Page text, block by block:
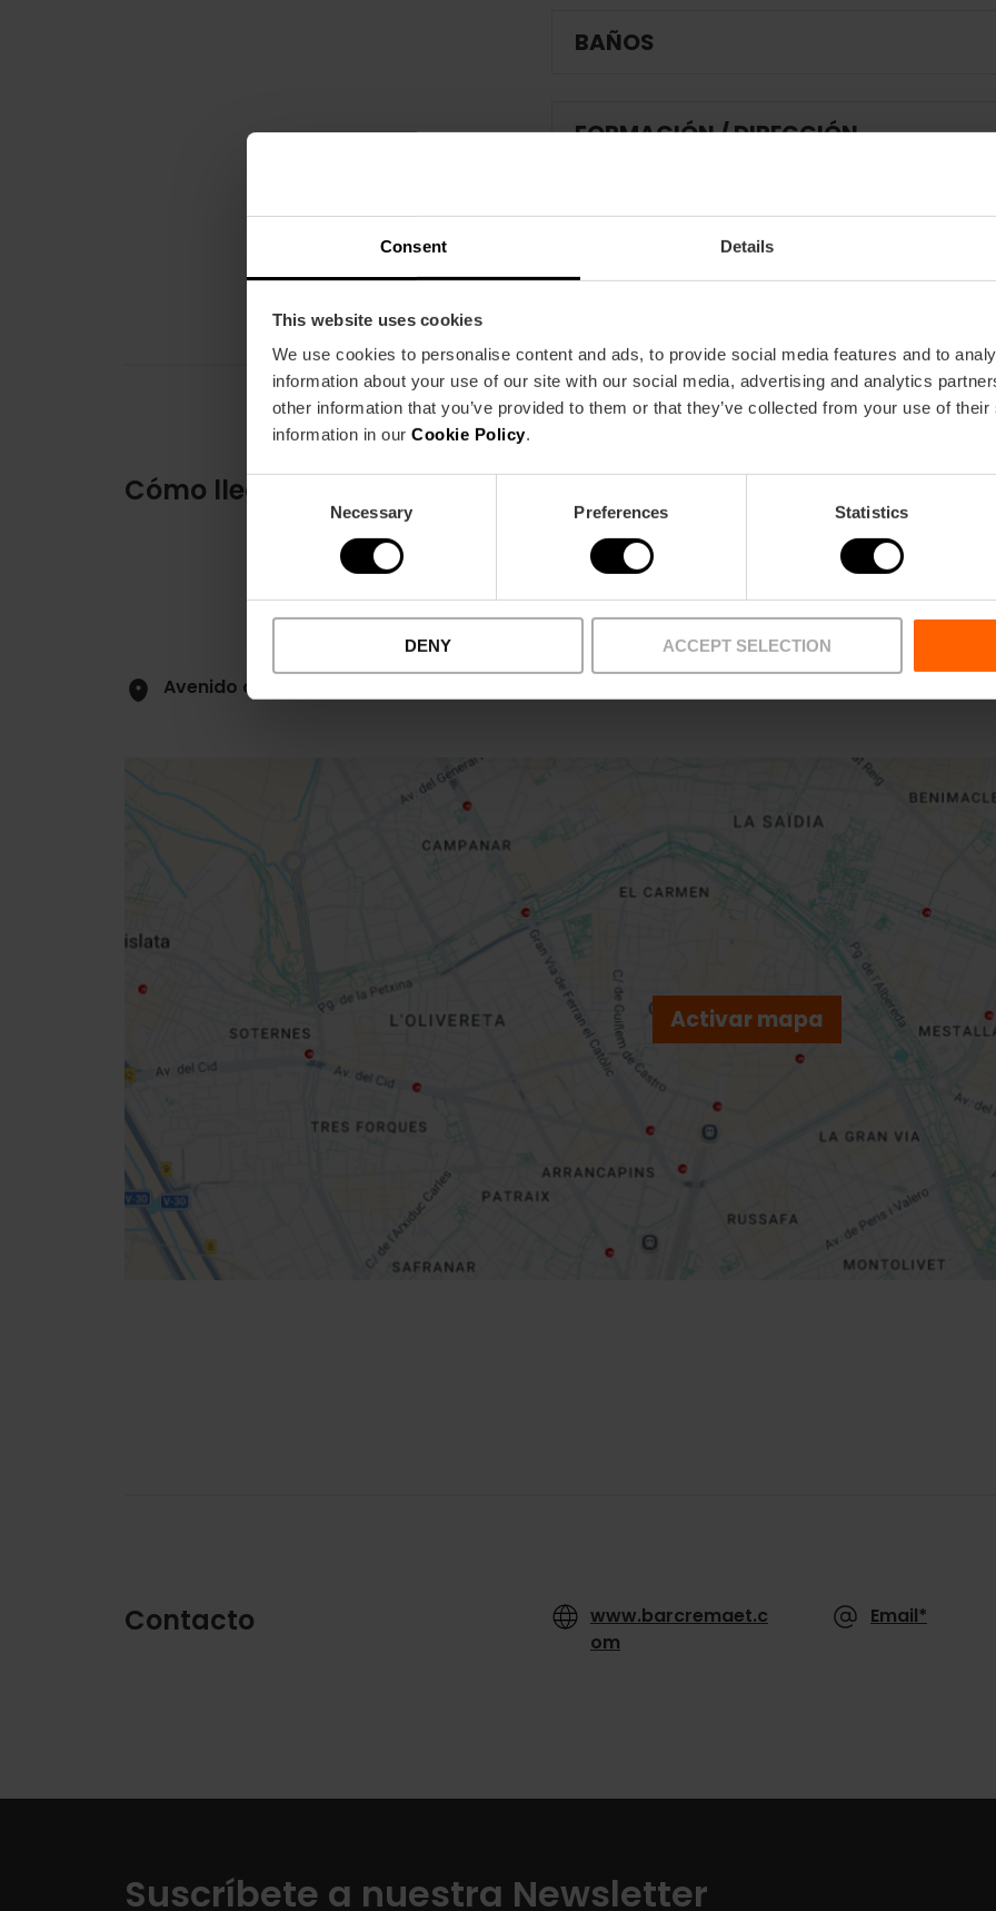
Consent Details
This website uses cookies
We use cookies to personalise content and ads, to provide social media features and to
information about your use of our site with our social media, advertising and analytics
other information that you’ve provided to them or that they’ve collected from your use of
information in our Cookie Policy.
Consent
Necessary Preferences Statistics
DENY ACCEPT SELECTION
BAÑOS
FORMACIÓN / DIRECCIÓN
CLIENTES
Cómo llegar
Avenido del Puerto 20
Activar mapa
Cómo llegar
sidebar
Contacto
www.barcremaet.c
om
Email*
Suscríbete a nuestra Newsletter